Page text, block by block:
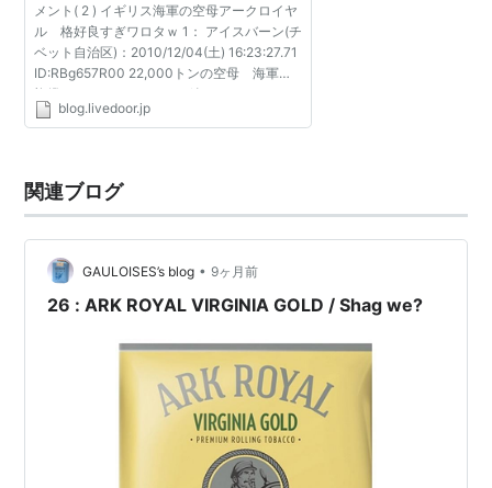
メント( 2 ) イギリス海軍の空母アークロイヤ
ル 格好良すぎワロタｗ 1： アイスバーン(チ
ベット自治区)：2010/12/04(土) 16:23:27.71
ID:RBg657R00 22,000トンの空母 海軍の
旗艦アークロイヤル この絵みたい
http://www.dailymail.co.uk/news/article-
blog.livedoor.jp
関連ブログ
GAULOISES’s blog • 9ヶ月前
26 : ARK ROYAL VIRGINIA GOLD / Shag we?